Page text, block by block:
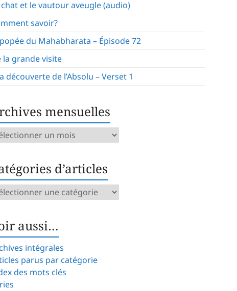
chat et le vautour aveugle (audio)
savoir?
du Mahabharata – Épisode 72
la grande visite
découverte de l’Absolu – Verset 1
mensuelles
d’articles
aussi…
intégrales
parus par catégorie
des mots clés